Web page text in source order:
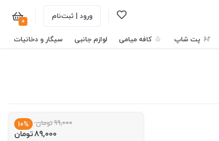
ورود | ثبت‌نام 0
پت شاپ کافه میامی لوازم جانبی سیگار و دخانیات
99,000تومان 10%
89,000تومان